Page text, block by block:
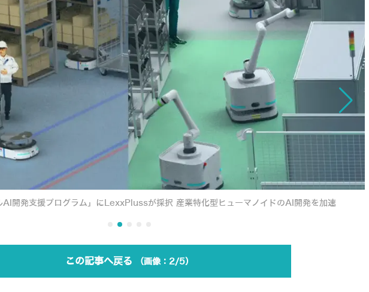
開発支援プログラム」にLexxPlussが採択 産業特化型ヒューマノイドのAI開発を加速
この記事へ戻る 2/5